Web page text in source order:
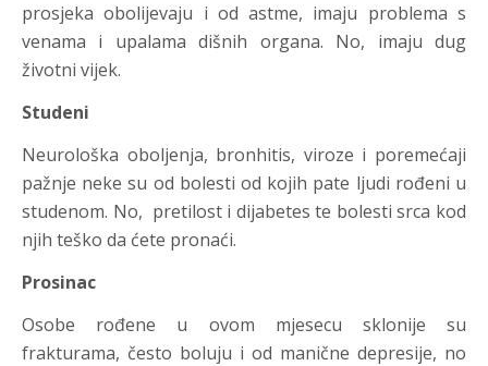
prosjeka obolijevaju i od astme, imaju problema s
venama i upalama dišnih organa. No, imaju dug
životni vijek.
Studeni
Neurološka oboljenja, bronhitis, viroze i poremećaji
pažnje neke su od bolesti od kojih pate ljudi rođeni u
studenom. No, pretilost i dijabetes te bolesti srca kod
njih teško da ćete pronaći.
Prosinac
Osobe rođene u ovom mjesecu sklonije su
frakturama, često boluju i od manične depresije, no